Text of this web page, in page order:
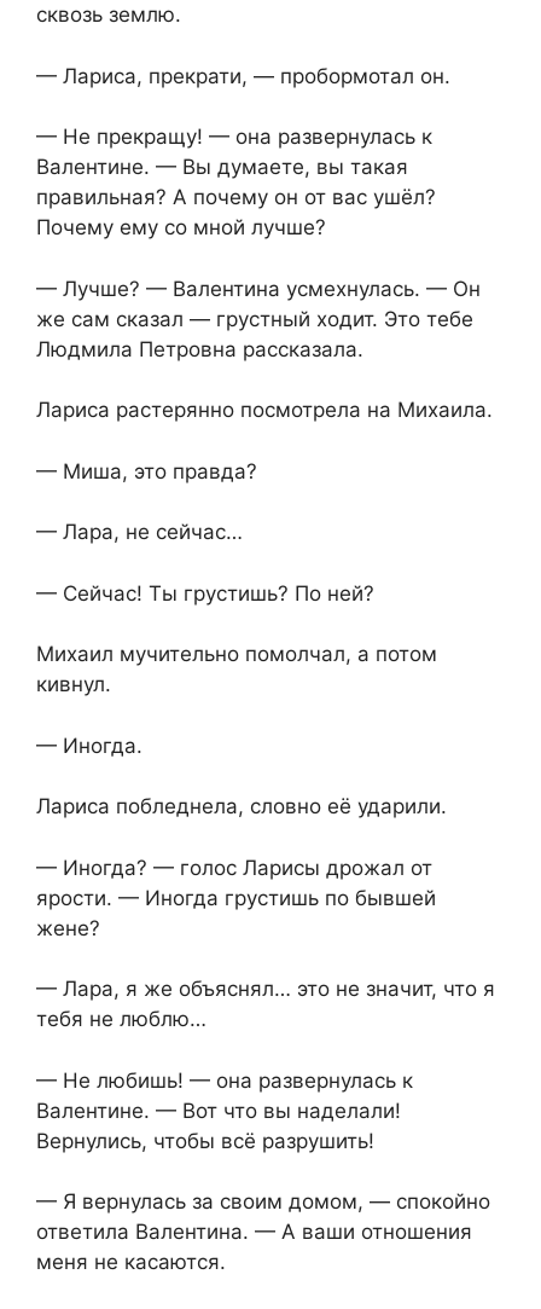
сквозь землю.
— Лариса, прекрати, — пробормотал он.
— Не прекращу! — она развернулась к
Валентине. — Вы думаете, вы такая
правильная? А почему он от вас ушёл?
Почему ему со мной лучше?
— Лучше? — Валентина усмехнулась. — Он
же сам сказал — грустный ходит. Это тебе
Людмила Петровна рассказала.
Лариса растерянно посмотрела на Михаила.
— Миша, это правда?
— Лара, не сейчас…
— Сейчас! Ты грустишь? По ней?
Михаил мучительно помолчал, а потом
кивнул.
— Иногда.
Лариса побледнела, словно её ударили.
— Иногда? — голос Ларисы дрожал от
ярости. — Иногда грустишь по бывшей
жене?
— Лара, я же объяснял… это не значит, что я
тебя не люблю…
— Не любишь! — она развернулась к
Валентине. — Вот что вы наделали!
Вернулись, чтобы всё разрушить!
— Я вернулась за своим домом, — спокойно
ответила Валентина. — А ваши отношения
меня не касаются.